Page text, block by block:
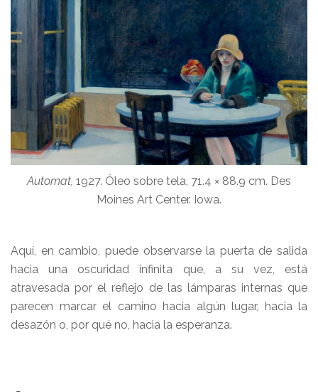
Automat, 1927. Óleo sobre tela, 71.4 × 88.9 cm. Des
Moines Art Center. Iowa.
Aquí, en cambio, puede observarse la puerta de salida
hacia una oscuridad infinita que, a su vez, está
atravesada por el reflejo de las lámparas internas que
parecen marcar el camino hacia algún lugar, hacia la
desazón o, por qué no, hacia la esperanza.